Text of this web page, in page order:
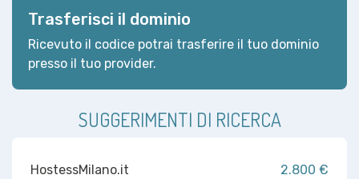
Trasferisci il dominio
Ricevuto il codice potrai trasferire il tuo dominio
presso il tuo provider.
SUGGERIMENTI DI RICERCA
HostessMilano.it 2.800 €